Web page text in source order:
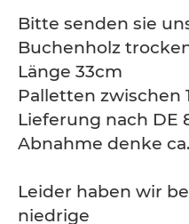
Bitte senden sie
Buchenholz
Länge 33cm
Palletten zwischen
Lieferung nach DE
Abnahme denke
Leider haben wir
niedrige